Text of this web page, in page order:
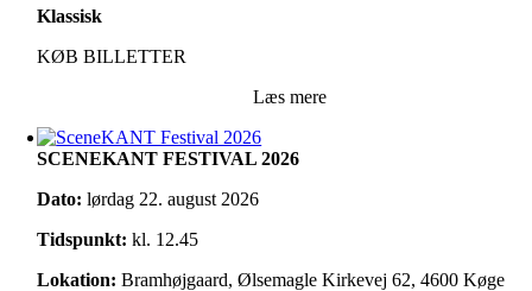
Klassisk
KØB BILLETTER
Læs mere
SCENEKANT FESTIVAL 2026
Dato: lørdag 22. august 2026
Tidspunkt: kl. 12.45
Lokation:Bramhøjgaard, Ølsemagle Kirkevej 62, 4600 Køge